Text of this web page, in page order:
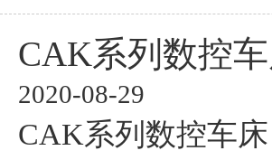
CAK系列数控
2020-08-29
CAK系列数控车